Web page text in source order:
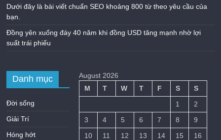
Dưới đây là bài viết chuẩn SEO khoảng 800 từ theo yêu cầu của
bạn.
Đồng yên xuống đáy 40 năm khi đồng USD tăng mạnh nhờ lợi
suất trái phiếu
Danh mục
Đời sống
Giải Trí
Hóng hớt
August 2026
M
T W T F S
S
1
2
3
4 5 6 7 8
9
10
11 12 13 14 15 16